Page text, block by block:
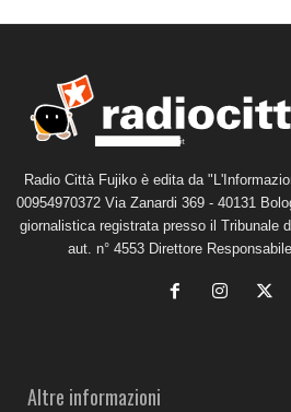
Radio Città Fujiko è edita da
00954970372 Via Zanardi 369 - 40131
giornalistica registrata presso il Tribunale
aut. n° 4553 Direttore
Altre informazioni